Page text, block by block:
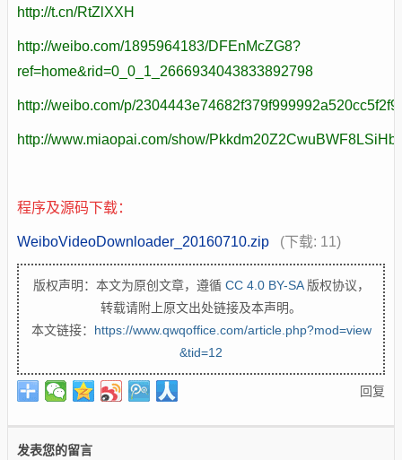
http://t.cn/RtZlXXH
http://weibo.com/1895964183/DFEnMcZG8?
ref=home&rid=0_0_1_2666934043833892798
http://weibo.com/p/
http://www.miaopai.com/show/
程序及源码下载：
WeiboVideoDownloader_20160710.zip (下载: 11)
版权声明：本文为原创文章，遵循 CC 4.0 BY-SA版权协议，
转载请附上原文出处链接及本声明。
本文链接： https://www.qwqoffice.com/article.php?mod=view
&tid=12
回复
发表您的留言